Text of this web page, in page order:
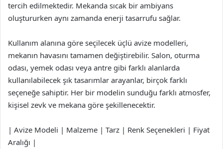
tercih edilmektedir. Mekanda sıcak bir ambiyans
oluştururken aynı zamanda enerji tasarrufu sağlar.
Kullanım alanına göre seçilecek üçlü avize modelleri,
mekanın havasını tamamen değiştirebilir. Salon, oturma
odası, yemek odası veya antre gibi farklı alanlarda
kullanılabilecek şık tasarımlar arayanlar, birçok farklı
seçeneğe sahiptir. Her bir modelin sunduğu farklı atmosfer,
kişisel zevk ve mekana göre şekillenecektir.
| Avize Modeli | Malzeme | Tarz | Renk Seçenekleri | Fiyat
Aralığı |